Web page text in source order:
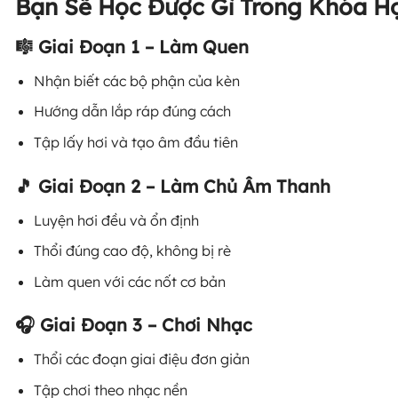
Bạn Sẽ Học Được Gì Trong Khóa
🎼 Giai Đoạn 1 – Làm Quen
Nhận biết các bộ phận của kèn
Hướng dẫn lắp ráp đúng cách
Tập lấy hơi và tạo âm đầu tiên
🎵 Giai Đoạn 2 – Làm Chủ Âm Thanh
Luyện hơi đều và ổn định
Thổi đúng cao độ, không bị rè
Làm quen với các nốt cơ bản
🎧 Giai Đoạn 3 – Chơi Nhạc
Thổi các đoạn giai điệu đơn giản
Tập chơi theo nhạc nền